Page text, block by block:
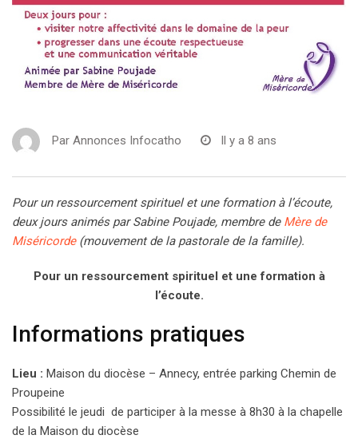
Par Annonces Infocatho Il y a 8 ans
Pour un ressourcement spirituel et une formation à l’écoute,
deux jours animés par Sabine Poujade, membre de Mère de
Miséricorde(mouvement de la pastorale de la famille).
Pour un ressourcement spirituel et une formation à
l’écoute.
Informations pratiques
Lieu : Maison du diocèse – Annecy, entrée parking Chemin de
Proupeine
Possibilité le jeudi de participer à la messe à 8h30 à la chapelle
de la Maison du diocèse